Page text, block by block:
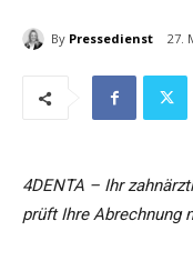
By Pressedienst 27.
4DENTA – Ihr
prüft Ihre Abrechnung